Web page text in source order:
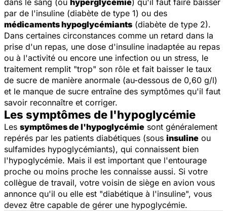
par de l'insuline (diabète de type 1) ou des
médicaments hypoglycémiants (diabète de type 2).
Dans certaines circonstances comme un retard dans la
prise d'un repas, une dose d'insuline inadaptée au repas
ou à l'activité ou encore une infection ou un stress, le
traitement remplit "trop" son rôle et fait baisser le taux
de sucre de manière anormale (au-dessous de 0,60 g/l)
et le manque de sucre entraîne des symptômes qu'il faut
savoir reconnaître et corriger.
Les symptômes de l'hypoglycémie
Les symptômes de l'hypoglycémie sont généralement
repérés par les patients diabétiques (sous insuline ou
sulfamides hypoglycémiants), qui connaissent bien
l'hypoglycémie. Mais il est important que l'entourage
proche ou moins proche les connaisse aussi. Si votre
collègue de travail, votre voisin de siège en avion vous
annonce qu'il ou elle est "diabétique à l'insuline", vous
devez être capable de gérer une hypoglycémie.